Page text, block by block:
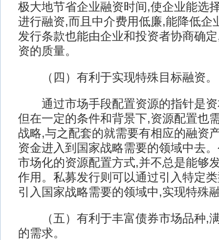
极大地节省企业融资时间,使企业能选
进行融资,而且中介费用低廉,能降低企
发行条款也能由企业和投资者协商确
资的质量。
（四）有利于实现特殊目标融资。
通过市场手段配置资源的指针是资
但在一定的条件和背景下,资源配置也
战略,与之配套的就需要有相应的融资
资金进入到国家战略需要的领域中去
市场化的资源配置方式,并不总是能够
作用。私募发行则可以通过引入特定
引入国家战略需要的领域中,实现特殊
（五）有利于丰富债券市场品种,
的需求。